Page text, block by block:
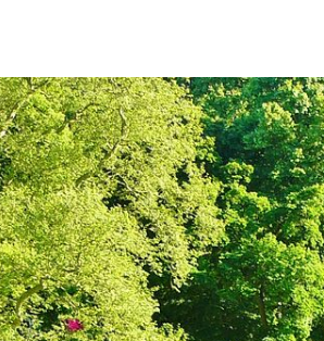
Hockenheim